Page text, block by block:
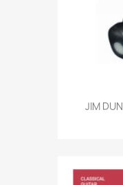
JIM